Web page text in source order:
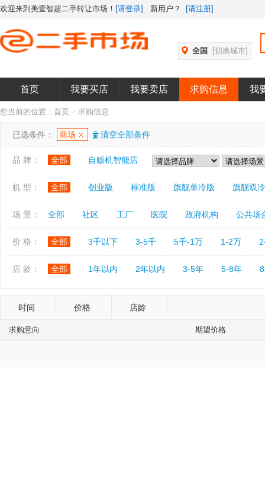
欢迎来到美壹智超二手转让市场！ [请登录] 新用户？ [请注册]
全国 [切换城市]
首页 我要买店 我要卖店 求购信息 我
您当前的位置： 首页 > 求购信息
已选条件： 商场 清空全部条件
品 牌： 全部 自贩机智能店
机 型： 全部 创业版 标准版 旗舰单冷版 旗舰双
场 景： 全部 社区 工厂 医院 政府机构 公共场
价 格： 全部 3千以下 3-5千 5千-1万 1-2万
店 龄： 全部 1年以内 2年以内 3-5年 5-8年
时间 价格 店龄
求购意向 期望价格